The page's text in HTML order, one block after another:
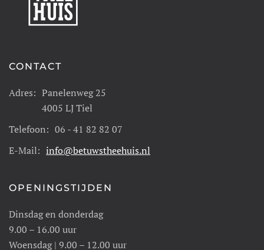
CONTACT
Adres: Panelenweg 25
4005 LJ Tiel
Telefoon: 06 - 41 82 82 07
E-Mail: info@betuwstheehuis.nl
OPENINGSTIJDEN
Dinsdag en donderdag
9.00 – 16.00 uur
Woensdag | 9.00 – 12.00 uur